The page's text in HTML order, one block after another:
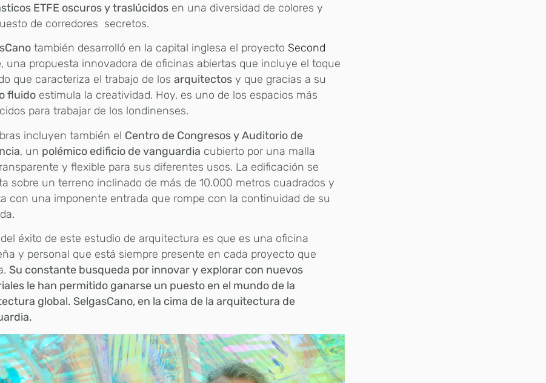
ETFE oscuros y traslúcidos en una diversidad de colores y
de corredores secretos.
también desarrolló en la capital inglesa el proyecto Second
, una propuesta innovadora de oficinas abiertas que incluye el toque
que caracteriza el trabajo de losarquitectos y que gracias a su
fluido estimula la creatividad. Hoy, es uno de los espacios más
para trabajar de los londinenses.
incluyen también el Centro de Congresos y Auditorio de
, un polémico edificio de vanguardia cubierto por una malla
y flexible para sus diferentes usos. La edificación se
sobre un terreno inclinado de más de 10.000 metros cuadrados y
con una imponente entrada que rompe con la continuidad de su
éxito de este estudio de arquitectura es que es una oficina
y personal que está siempre presente en cada proyecto que
Su constante busqueda por innovar y explorar con nuevos
le han permitido ganarse un puesto en el mundo de la
global. SelgasCano, en la cima de la arquitectura de